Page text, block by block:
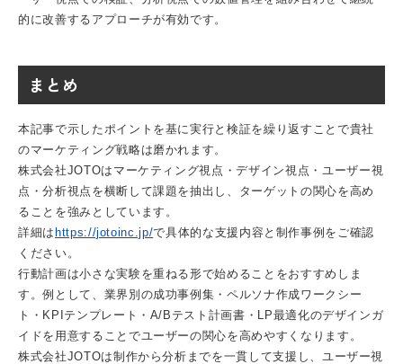
的に改善するアプローチが有効です。
まとめ
本記事で示したポイントを基に実行と検証を繰り返すことで貴社
のマーケティング戦略は磨かれます。
株式会社JOTOは マーケティング視点 ・デザイン視点 ・ユーザー視
点・分析視点を横断して課題を抽出し、ターゲットの関心を高め
ることを強みとしています。
詳細は https://jotoinc.jp/で具体的な支援内容と制作事例をご確認
ください。
行動計画は小さな実験を重ねる形で始めることをおすすめしま
す。例として、業界別の成功事例集・ペルソナ作成ワークシー
ト・KPIテンプレート・A/Bテスト計画書・LP最適化のデザインガ
イドを用意することでユーザーの関心を高めやすくなります。
株式会社JOTOは制作から分析までを一貫して支援し、ユーザー視